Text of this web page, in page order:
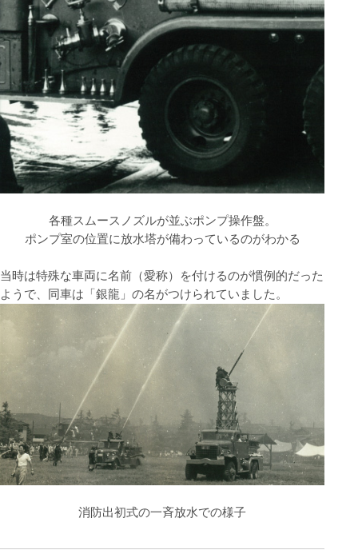
各種スムースノズルが並ぶポンプ操作盤。
ポンプ室の位置に放水塔が備わっているのがわかる
当時は特殊な車両に名前（愛称）を付けるのが慣例的だった
ようで、同車は「銀龍」の名がつけられていました。
消防出初式の一斉放水での様子